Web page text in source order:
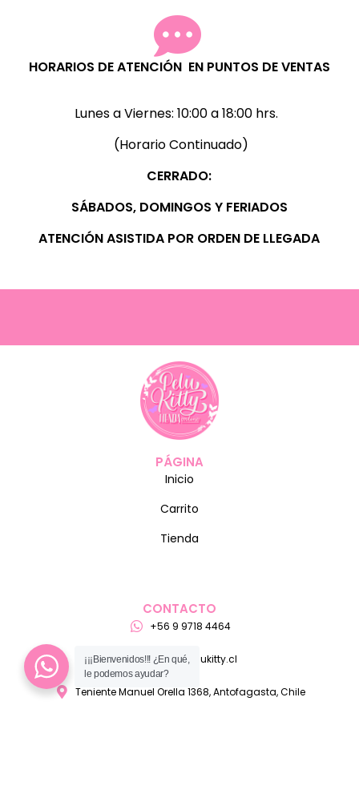
HORARIOS DE ATENCIÓN EN PUNTOS DE VENTAS
Lunes a Viernes: 10:00 a 18:00 hrs.
(Horario Continuado)
CERRADO:
SÁBADOS, DOMINGOS Y FERIADOS
ATENCIÓN ASISTIDA POR ORDEN DE LLEGADA
PÁGINA
Inicio
Carrito
Tienda
CONTACTO
+56 9 9718 4464
ventas@pelukitty.cl
Teniente Manuel Orella 1368, Antofagasta, Chile
¡¡¡Bienvenidos!!! ¿En qué,
le podemos ayudar?